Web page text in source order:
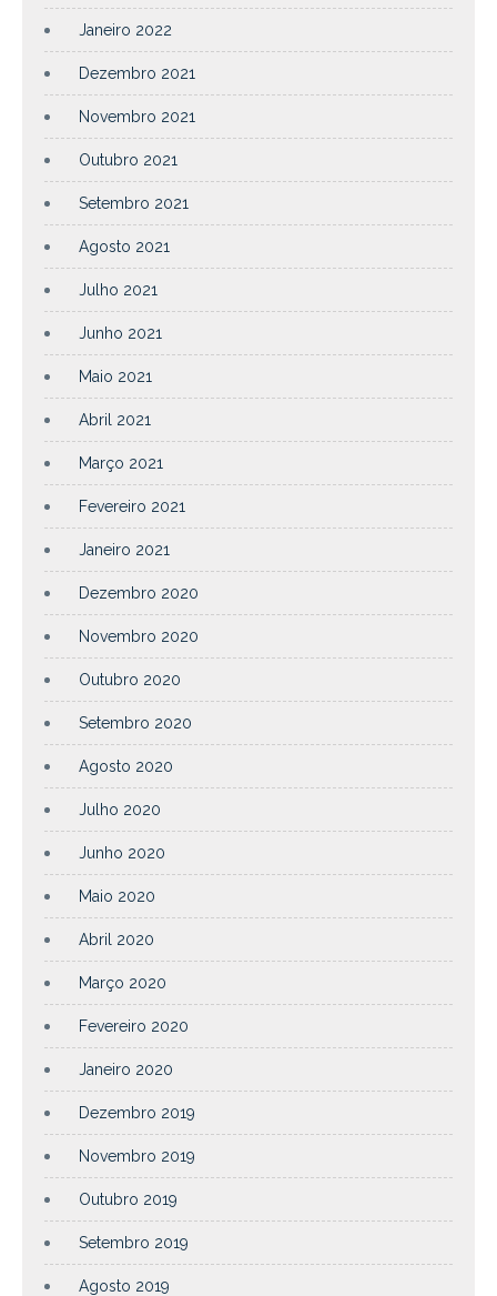
Janeiro 2022
Dezembro 2021
Novembro 2021
Outubro 2021
Setembro 2021
Agosto 2021
Julho 2021
Junho 2021
Maio 2021
Abril 2021
Março 2021
Fevereiro 2021
Janeiro 2021
Dezembro 2020
Novembro 2020
Outubro 2020
Setembro 2020
Agosto 2020
Julho 2020
Junho 2020
Maio 2020
Abril 2020
Março 2020
Fevereiro 2020
Janeiro 2020
Dezembro 2019
Novembro 2019
Outubro 2019
Setembro 2019
Agosto 2019